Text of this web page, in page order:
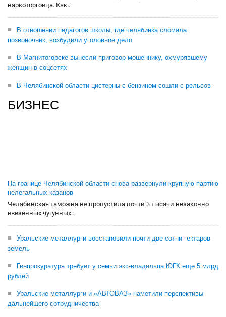
наркоторговца. Как...
В отношении педагогов школы, где челябинка сломала
позвоночник, возбудили уголовное дело
В Магнитогорске вынесли приговор мошеннику, охмурявшему
женщин в соцсетях
В Челябинской области цистерны с бензином сошли с рельсов
БИЗНЕС
На границе Челябинской области снова развернули крупную партию
нелегальных казанов
Челябинская таможня не пропустила почти 3 тысячи незаконно
ввезенных чугунных...
Уральские металлурги восстановили почти две сотни гектаров
земель
Генпрокуратура требует у семьи экс-владельца ЮГК еще 5 млрд
рублей
Уральские металлурги и «АВТОВАЗ» наметили перспективы
дальнейшего сотрудничества